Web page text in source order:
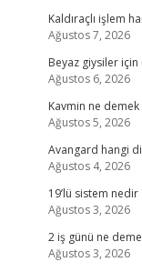
Kaldıraçlı işlem
Ağustos 7, 2026
Beyaz giysiler
Ağustos 6, 2026
Kavmin ne demek
Ağustos 5, 2026
Avangard hangi
Ağustos 4, 2026
19’lü sistem nedir
Ağustos 3, 2026
2 iş günü ne
Ağustos 3, 2026